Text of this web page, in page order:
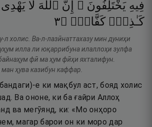
فِيهِ يَخْتَلِفُونَ ۗ إِنَّ ٱللَّهَ لَا يَهْدِى
كَـٰذِبٌۭ كَفَّارٌۭ ۝٣
л холис. Ва-л-лазӣнаттахазу мин дуниҳи
илла ли юқаррибуна илаллоҳи зулфа
фӣ ма ҳум фӣҳи яхталифун.
ҳува казибун каффар.
е ки мақбул аст, бояд холис
Ва ононе, ки ба ғайри Аллоҳ
ва мегӯянд, ки: «Мо онҳоро
магар барои он ки моро дар